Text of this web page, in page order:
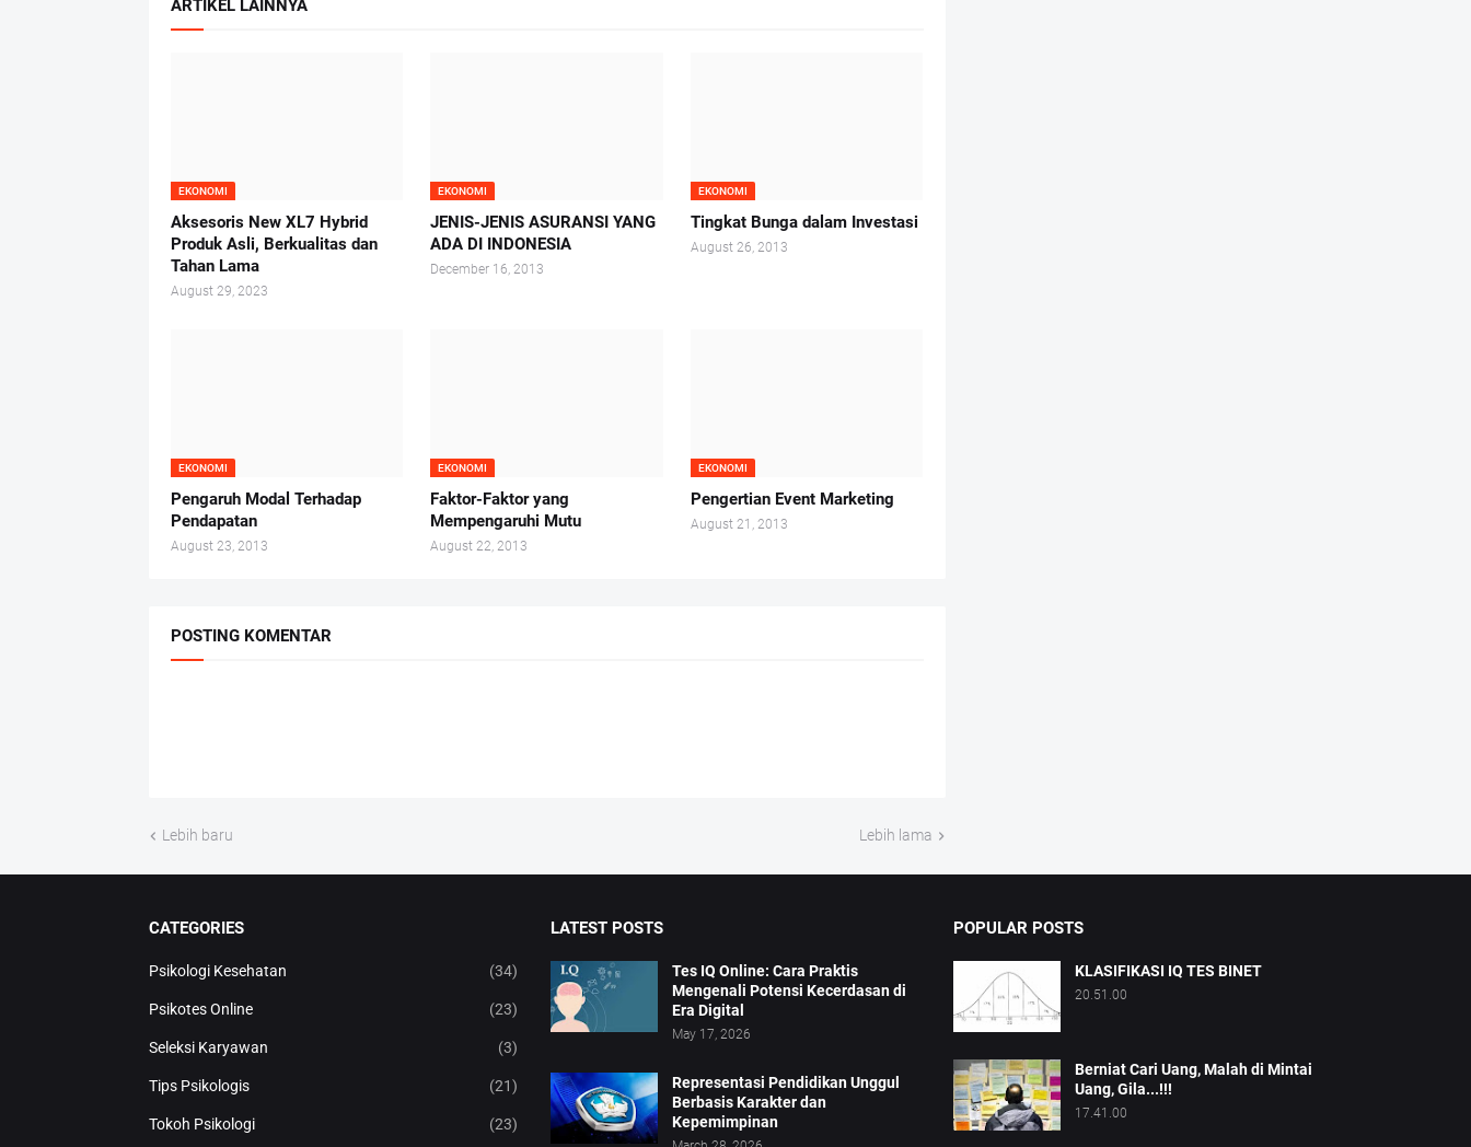
ARTIKEL LAINNYA
EKONOMI
Aksesoris New XL7 Hybrid
Produk Asli, Berkualitas dan
Tahan Lama
August 29, 2023
EKONOMI
JENIS-JENIS ASURANSI YANG
ADA DI INDONESIA
December 16, 2013
EKONOMI
Tingkat Bunga dalam Investasi
August 26, 2013
EKONOMI
Pengaruh Modal Terhadap
Pendapatan
August 23, 2013
EKONOMI
Faktor-Faktor yang
Mempengaruhi Mutu
August 22, 2013
EKONOMI
Pengertian Event Marketing
August 21, 2013
POSTING KOMENTAR
Lebih baru Lebih lama
CATEGORIES
Psikologi Kesehatan (34)
Psikotes Online (23)
Seleksi Karyawan (3)
Tips Psikologis (21)
Tokoh Psikologi (23)
LATEST POSTS
Tes IQ Online: Cara Praktis
Mengenali Potensi Kecerdasan di
Era Digital
May 17, 2026
Representasi Pendidikan Unggul
Berbasis Karakter dan
Kepemimpinan
POPULAR POSTS
KLASIFIKASI IQ TES BINET
20.51.00
Berniat Cari Uang, Malah di Mintai
Uang, Gila...!!!
17.41.00